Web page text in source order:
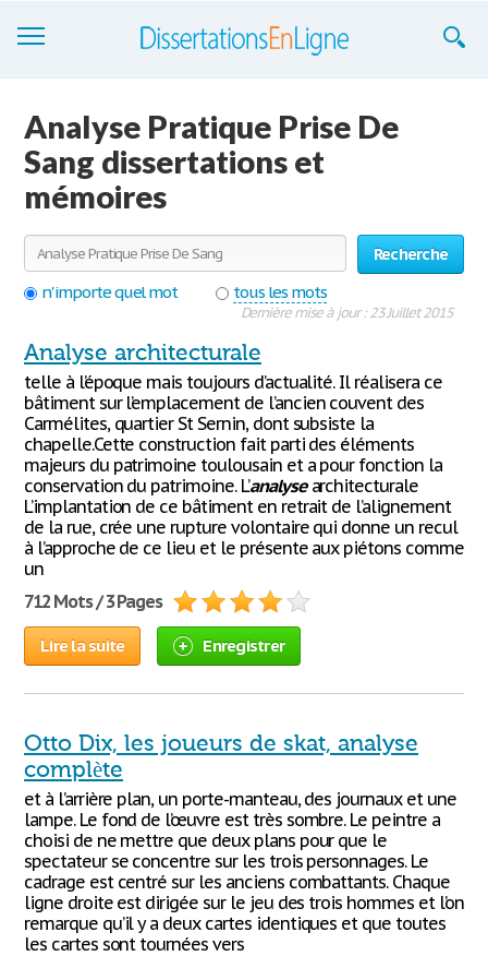
S'inscrire
Se connecter
Contactez-nous
Analyse Pratique Prise De
Sang dissertations et
mémoires
Recherche
n'importe quel mot
tous les mots
Dernière mise à jour : 23 Juillet 2015
Analyse architecturale
telle à l’époque mais toujours d’actualité. Il réalisera ce
bâtiment sur l’emplacement de l’ancien couvent des
Carmélites, quartier St Sernin, dont subsiste la
chapelle.Cette construction fait parti des éléments
majeurs du patrimoine toulousain et a pour fonction la
conservation du patrimoine. L’analysearchitecturale
L’implantation de ce bâtiment en retrait de l’alignement
de la rue, crée une rupture volontaire qui donne un recul
à l’approche de ce lieu et le présente aux piétons comme
un
712 Mots / 3 Pages
Lire la suite Enregistrer
Otto Dix, les joueurs de skat, analyse
complète
et à l’arrière plan, un porte-manteau, des journaux et une
lampe. Le fond de l’œuvre est très sombre. Le peintre a
choisi de ne mettre que deux plans pour que le
spectateur se concentre sur les trois personnages. Le
cadrage est centré sur les anciens combattants. Chaque
ligne droite est dirigée sur le jeu des trois hommes et l’on
remarque qu’il y a deux cartes identiques et que toutes
les cartes sont tournées vers